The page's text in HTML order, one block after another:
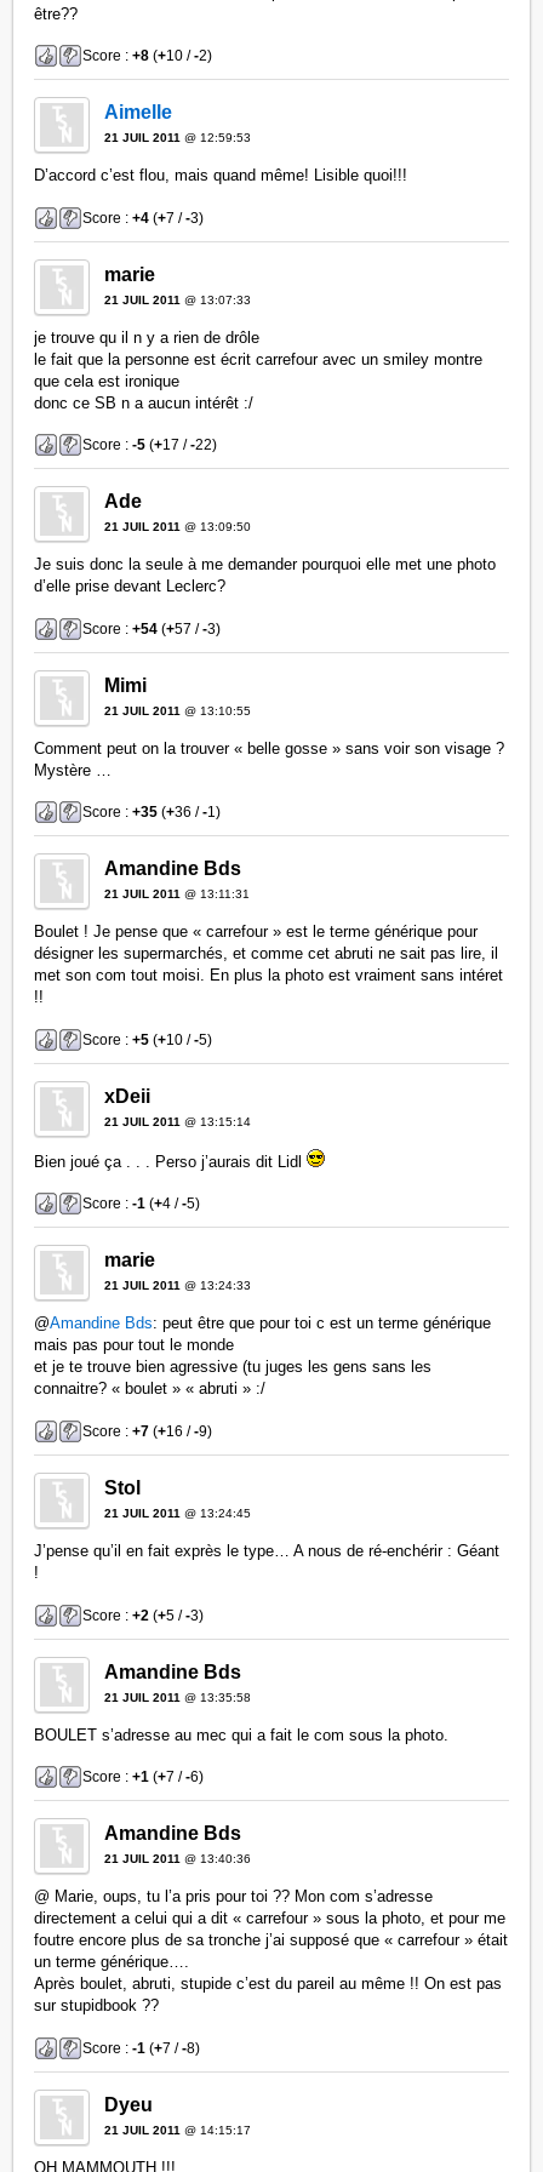
être??
Score :+8 (+10 /-2)
Aimelle
21 JUIL 2011 @ 12:59:53
D’accord c’est flou, mais quand même! Lisible quoi!!!
Score :+4 (+7 /-3)
marie
21 JUIL 2011 @ 13:07:33
je trouve qu il n y a rien de drôle
le fait que la personne est écrit carrefour avec un smiley montre
que cela est ironique
donc ce SB n a aucun intérêt :/
Score :-5 (+17 /-22)
Ade
21 JUIL 2011 @ 13:09:50
Je suis donc la seule à me demander pourquoi elle met une photo
d’elle prise devant Leclerc?
Score :+54 (+57 /-3)
Mimi
21 JUIL 2011 @ 13:10:55
Comment peut on la trouver « belle gosse » sans voir son visage ?
Mystère …
Score :+35 (+36 /-1)
Amandine Bds
21 JUIL 2011 @ 13:11:31
Boulet ! Je pense que « carrefour » est le terme générique pour
désigner les supermarchés, et comme cet abruti ne sait pas lire, il
met son com tout moisi. En plus la photo est vraiment sans intéret
!!
Score :+5 (+10 /-5)
xDeii
21 JUIL 2011 @ 13:15:14
Bien joué ça . . . Perso j’aurais dit Lidl
Score :-1 (+4 /-5)
marie
21 JUIL 2011 @ 13:24:33
@Amandine Bds: peut être que pour toi c est un terme générique
mais pas pour tout le monde
et je te trouve bien agressive (tu juges les gens sans les
connaitre? « boulet » « abruti » :/
Score :+7 (+16 /-9)
Stol
21 JUIL 2011 @ 13:24:45
J’pense qu’il en fait exprès le type… A nous de ré-enchérir : Géant
!
Score :+2 (+5 /-3)
Amandine Bds
21 JUIL 2011 @ 13:35:58
BOULET s’adresse au mec qui a fait le com sous la photo.
Score :+1 (+7 /-6)
Amandine Bds
21 JUIL 2011 @ 13:40:36
@ Marie, oups, tu l’a pris pour toi ?? Mon com s’adresse
directement a celui qui a dit « carrefour » sous la photo, et pour me
foutre encore plus de sa tronche j’ai supposé que « carrefour » était
un terme générique….
Après boulet, abruti, stupide c’est du pareil au même !! On est pas
sur stupidbook ??
Score :-1 (+7 /-8)
Dyeu
21 JUIL 2011 @ 14:15:17
OH MAMMOUTH !!!